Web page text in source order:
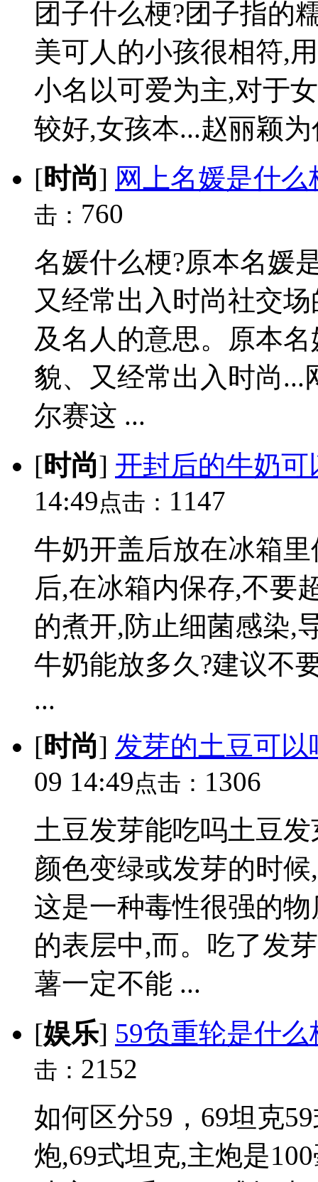
团子什么梗?团子指的
美可人的小孩很相符,
小名以可爱为主,对于
较好,女孩本...赵丽颖
[时尚] 网上名媛是什么
击： 760
名媛什么梗?原本名媛
又经常出入时尚社交
及名人的意思。原本
貌、又经常出入时尚...
尔赛这 ...
[时尚] 开封后的牛奶可
14:49点击： 1147
牛奶开盖后放在冰箱
后,在冰箱内保存,不要
的煮开,防止细菌感染,
牛奶能放多久?建议不
...
[时尚] 发芽的土豆可
09 14:49点击： 1306
土豆发芽能吃吗土豆
颜色变绿或发芽的时
这是一种毒性很强的
的表层中,而。吃了发
薯一定不能 ...
[娱乐] 59负重轮是什么
击： 2152
如何区分59，69坦克
炮,69式坦克,主炮是